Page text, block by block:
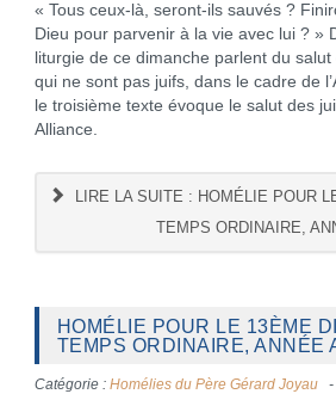
« Tous ceux-là, seront-ils sauvés ?
Dieu pour parvenir à la vie avec lui ? »
liturgie de ce dimanche parlent du
qui ne sont pas juifs, dans le cadre de
le troisième texte évoque le salut des
Alliance.
LIRE LA SUITE : HOMÉLIE POUR
TEMPS ORDINAIRE,
HOMÉLIE POUR LE 13ÈME
TEMPS ORDINAIRE, ANNÉE
Catégorie : Homélies du Père Gérard Joyau